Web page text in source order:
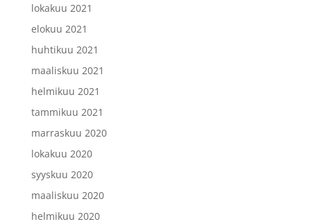
lokakuu 2021
elokuu 2021
huhtikuu 2021
maaliskuu 2021
helmikuu 2021
tammikuu 2021
marraskuu 2020
lokakuu 2020
syyskuu 2020
maaliskuu 2020
helmikuu 2020